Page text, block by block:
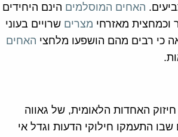
האחים המוסלמים הינם היחידים
מאזרחי מצרים שרויים בעוני
כי רבים מהם הושפעו מלחצי האחים
האחדות הלאומית, של גאווה
שבו התעמקו חילוקי הדעות וגדל אי